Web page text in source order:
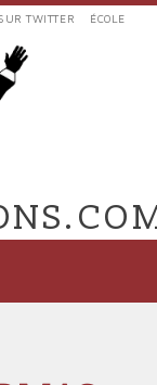
TWITTER ÉCOLE